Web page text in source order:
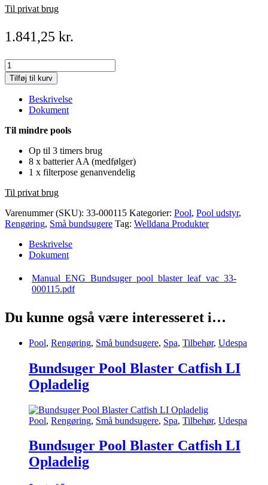
Til privat brug
1.841,25 kr.
Bundsuger
Pool
Blaster
Leaf
Batterier
quantity
Tilføj til kurv
Beskrivelse
Dokument
Til mindre pools
Op til 3 timers brug
8 x batterier AA (medfølger)
1 x filterpose genanvendelig
Til privat brug
Varenummer (SKU): 33-000115 Kategorier: Pool, Pool udstyr,
Rengøring, Små bundsugere Tag: Welldana Produkter
Beskrivelse
Dokument
Manual_ENG_Bundsuger_pool_blaster_leaf_vac_33-
000115.pdf
Du kunne også være interesseret i…
Pool, Rengøring, Små bundsugere, Spa, Tilbehør, Udespa
Bundsuger Pool Blaster Catfish LI
Opladelig
Pool, Rengøring, Små bundsugere, Spa, Tilbehør, Udespa
Bundsuger Pool Blaster Catfish LI
Opladelig